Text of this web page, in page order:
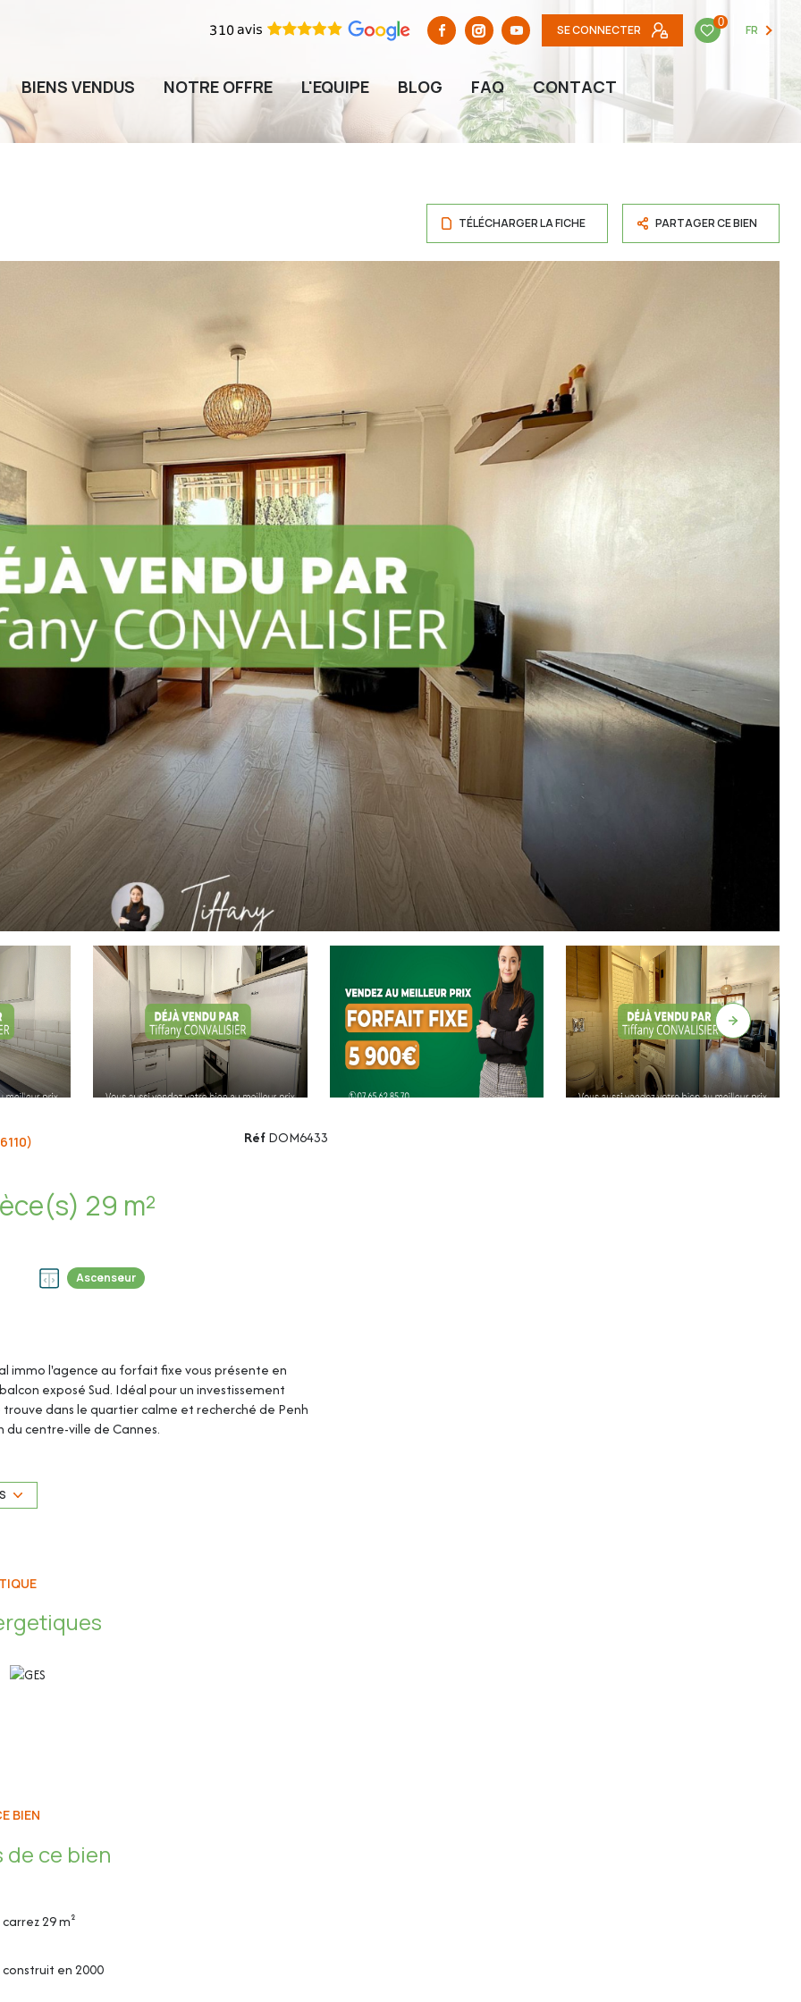
SE CONNECTER
0
FR
BIENS VENDUS NOTRE OFFRE L'EQUIPE BLOG FAQ CONTACT
TÉLÉCHARGER LA FICHE PARTAGER CE BIEN
Appartement 1 pièce(s) 29 m²
Ascenseur
RéfDOM6433
immo l'agence au forfait fixe vous présente en
exposé Sud. Idéal pour un investissement
dans le quartier calme et recherché de Penh
centre-ville de Cannes.
et meuble TV)
réfrigérateur-congélateur, plaque à induction et
BIEN
ce bien
carrez 29 m²
construit en 2000